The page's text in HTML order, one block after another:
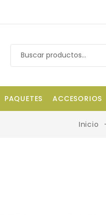
PAQUETES ACCESORIOS
Inicio